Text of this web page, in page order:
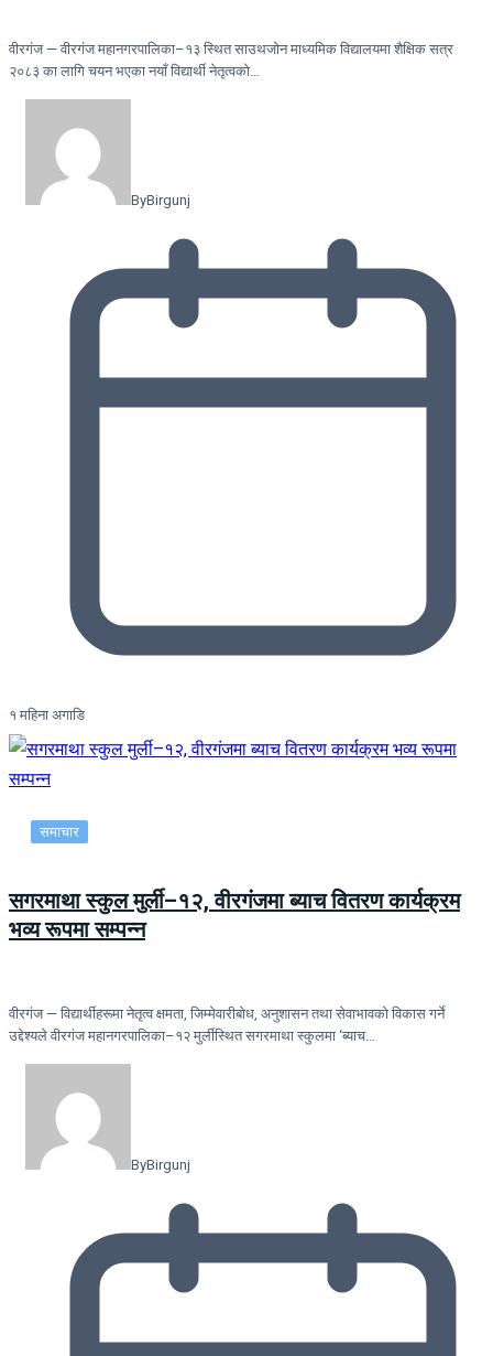
वीरगंज — वीरगंज महानगरपालिका–१३ स्थित साउथजोन माध्यमिक विद्यालयमा शैक्षिक सत्र
२०८३ का लागि चयन भएका नयाँ विद्यार्थी नेतृत्वको…
ByBirgunj
१ महिना अगाडि
समाचार
सगरमाथा स्कुल मुर्ली–१२, वीरगंजमा ब्याच वितरण कार्यक्रम
भव्य रूपमा सम्पन्न
वीरगंज — विद्यार्थीहरूमा नेतृत्व क्षमता, जिम्मेवारीबोध, अनुशासन तथा सेवाभावको विकास गर्ने
उद्देश्यले वीरगंज महानगरपालिका–१२ मुर्लीस्थित सगरमाथा स्कुलमा ‘ब्याच…
ByBirgunj